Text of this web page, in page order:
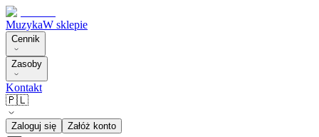
MuzykaW sklepie
Cennik
Zasoby
Kontakt
🇵🇱
Zaloguj się Załóż konto